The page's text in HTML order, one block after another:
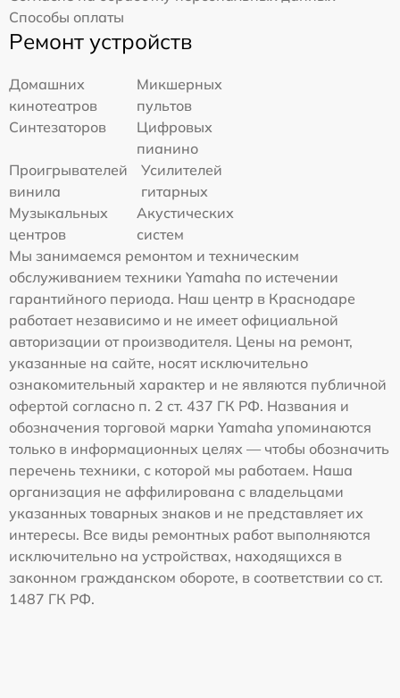
Способы оплаты
Ремонт устройств
Домашних
кинотеатров
Микшерных
пультов
Синтезаторов
Цифровых
пианино
Проигрывателей
винила
Усилителей
гитарных
Музыкальных
центров
Акустических
систем
Мы занимаемся ремонтом и техническим
обслуживанием техники Yamaha по истечении
гарантийного периода. Наш центр в Краснодаре
работает независимо и не имеет официальной
авторизации от производителя. Цены на ремонт,
указанные на сайте, носят исключительно
ознакомительный характер и не являются публичной
офертой согласно п. 2 ст. 437 ГК РФ. Названия и
обозначения торговой марки Yamaha упоминаются
только в информационных целях — чтобы обозначить
перечень техники, с которой мы работаем. Наша
организация не аффилирована с владельцами
указанных товарных знаков и не представляет их
интересы. Все виды ремонтных работ выполняются
исключительно на устройствах, находящихся в
законном гражданском обороте, в соответствии со ст.
1487 ГК РФ.